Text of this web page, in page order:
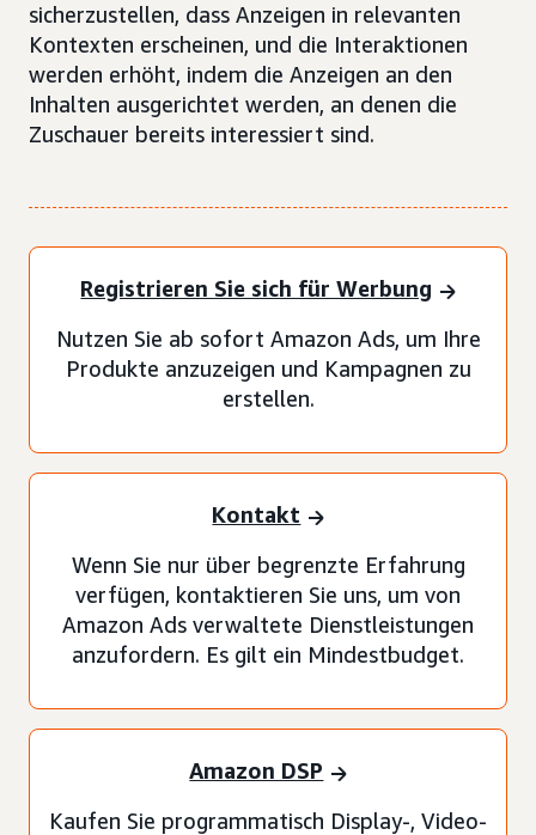
sicherzustellen, dass Anzeigen in relevanten
Kontexten erscheinen, und die Interaktionen
werden erhöht, indem die Anzeigen an den
Inhalten ausgerichtet werden, an denen die
Zuschauer bereits interessiert sind.
Registrieren Sie sich für Werbung
Nutzen Sie ab sofort Amazon Ads, um Ihre
Produkte anzuzeigen und Kampagnen zu
erstellen.
Kontakt
Wenn Sie nur über begrenzte Erfahrung
verfügen, kontaktieren Sie uns, um von
Amazon Ads verwaltete Dienstleistungen
anzufordern. Es gilt ein Mindestbudget.
Amazon DSP
Kaufen Sie programmatisch Display-, Video-